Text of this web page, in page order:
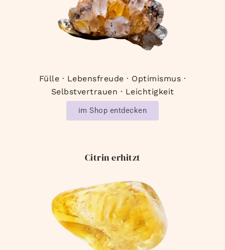
Fülle · Lebensfreude · Optimismus ·
Selbstvertrauen · Leichtigkeit
im Shop entdecken
Citrin erhitzt